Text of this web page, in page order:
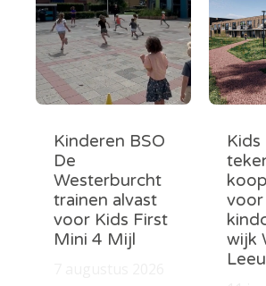
Kinderen BSO
De
Westerburcht
trainen alvast
voor Kids First
Mini 4 Mijl
Kids
voor
wijk